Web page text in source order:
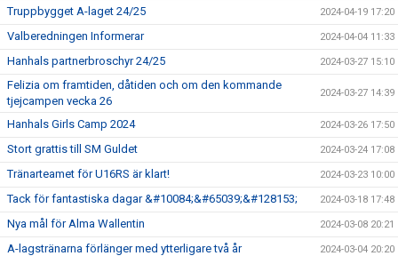
Truppbygget A-laget 24/25 2024-04-19 17:20
Valberedningen Informerar 2024-04-04 11:33
Hanhals partnerbroschyr 24/25 2024-03-27 15:10
Felizia om framtiden, dåtiden och om den kommande
tjejcampen vecka 26
2024-03-27 14:39
Hanhals Girls Camp 2024 2024-03-26 17:50
Stort grattis till SM Guldet 2024-03-24 17:08
Tränarteamet för U16RS är klart! 2024-03-23 10:00
Tack för fantastiska dagar &#10084;&#65039;&#128153; 2024-03-18 17:48
Nya mål för Alma Wallentin 2024-03-08 20:21
A-lagstränarna förlänger med ytterligare två år 2024-03-04 20:20